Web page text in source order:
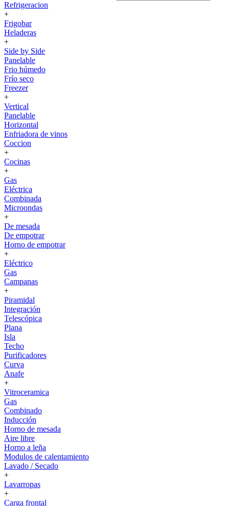
Refrigeracion
+
Frigobar
Heladeras
+
Side by Side
Panelable
Frio húmedo
Frío seco
Freezer
+
Vertical
Panelable
Horizontal
Enfriadora de vinos
Coccion
+
Cocinas
+
Gas
Eléctrica
Combinada
Microondas
+
De mesada
De empotrar
Horno de empotrar
+
Eléctrico
Gas
Campanas
+
Piramidal
Integración
Telescópica
Plana
Isla
Techo
Purificadores
Curva
Anafe
+
Vitroceramica
Gas
Combinado
Inducción
Horno de mesada
Aire libre
Horno a leña
Modulos de calentamiento
Lavado / Secado
+
Lavarropas
+
Carga frontal